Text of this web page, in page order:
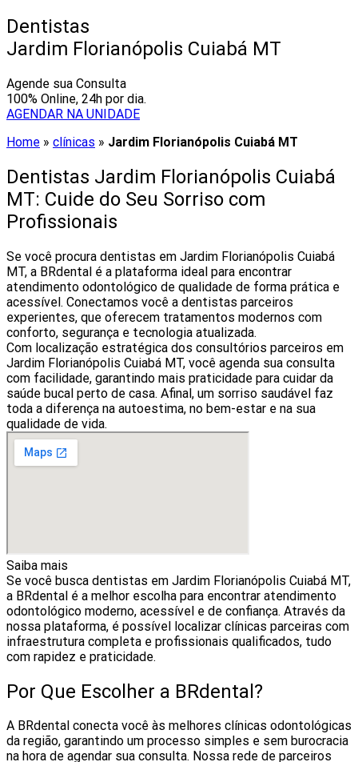
Dentistas
Jardim Florianópolis Cuiabá MT
Agende sua Consulta
100% Online, 24h por dia.
AGENDAR NA UNIDADE
Home » clínicas » Jardim Florianópolis Cuiabá MT
Dentistas Jardim Florianópolis Cuiabá
MT: Cuide do Seu Sorriso com
Profissionais
Se você procura dentistas em Jardim Florianópolis Cuiabá
MT, a BRdental é a plataforma ideal para encontrar
atendimento odontológico de qualidade de forma prática e
acessível. Conectamos você a dentistas parceiros
experientes, que oferecem tratamentos modernos com
conforto, segurança e tecnologia atualizada.
Com localização estratégica dos consultórios parceiros em
Jardim Florianópolis Cuiabá MT, você agenda sua consulta
com facilidade, garantindo mais praticidade para cuidar da
saúde bucal perto de casa. Afinal, um sorriso saudável faz
toda a diferença na autoestima, no bem-estar e na sua
qualidade de vida.
Saiba mais
Se você busca dentistas em Jardim Florianópolis Cuiabá MT,
a BRdental é a melhor escolha para encontrar atendimento
odontológico moderno, acessível e de confiança. Através da
nossa plataforma, é possível localizar clínicas parceiras com
infraestrutura completa e profissionais qualificados, tudo
com rapidez e praticidade.
Por Que Escolher a BRdental?
A BRdental conecta você às melhores clínicas odontológicas
da região, garantindo um processo simples e sem burocracia
na hora de agendar sua consulta. Nossa rede de parceiros